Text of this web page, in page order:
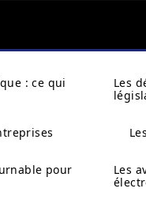
: ce qui
pour
Les
Les